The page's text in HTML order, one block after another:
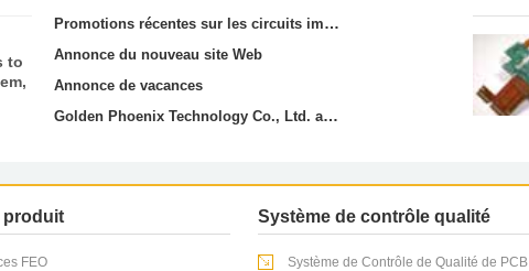
Promotions récentes sur les circuits imprimés et les assemblages de circuits imprimés
Annonce du nouveau site Web
Annonce de vacances
Golden Phoenix Technology Co., Ltd. a obtenu l'exonération OEM des douanes chinoises de la taxe à l'importation
produit
FEO
Système de contrôle qualité
Système de Contrôle de Qualité de PCB